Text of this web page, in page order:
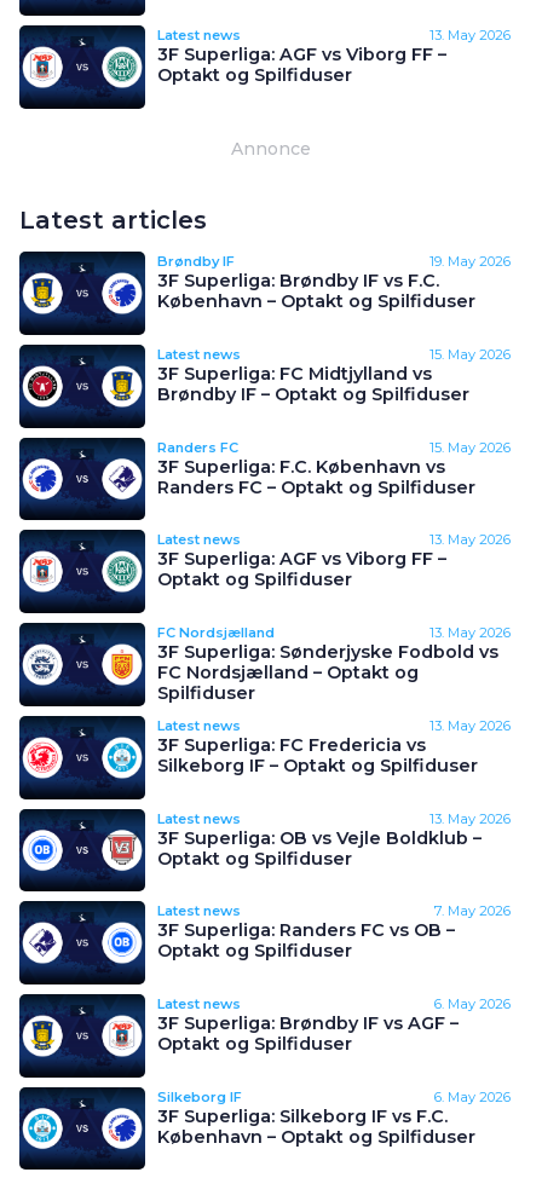
Latest news 13. May 2026
3F Superliga: AGF vs Viborg FF –
Optakt og Spilfiduser
Annonce
Latest articles
Brøndby IF 19. May 2026
3F Superliga: Brøndby IF vs F.C.
København – Optakt og Spilfiduser
Latest news 15. May 2026
3F Superliga: FC Midtjylland vs
Brøndby IF – Optakt og Spilfiduser
Randers FC 15. May 2026
3F Superliga: F.C. København vs
Randers FC – Optakt og Spilfiduser
Latest news 13. May 2026
3F Superliga: AGF vs Viborg FF –
Optakt og Spilfiduser
FC Nordsjælland 13. May 2026
3F Superliga: Sønderjyske Fodbold vs
FC Nordsjælland – Optakt og
Spilfiduser
Latest news 13. May 2026
3F Superliga: FC Fredericia vs
Silkeborg IF – Optakt og Spilfiduser
Latest news 13. May 2026
3F Superliga: OB vs Vejle Boldklub –
Optakt og Spilfiduser
Latest news 7. May 2026
3F Superliga: Randers FC vs OB –
Optakt og Spilfiduser
Latest news 6. May 2026
3F Superliga: Brøndby IF vs AGF –
Optakt og Spilfiduser
Silkeborg IF 6. May 2026
3F Superliga: Silkeborg IF vs F.C.
København – Optakt og Spilfiduser